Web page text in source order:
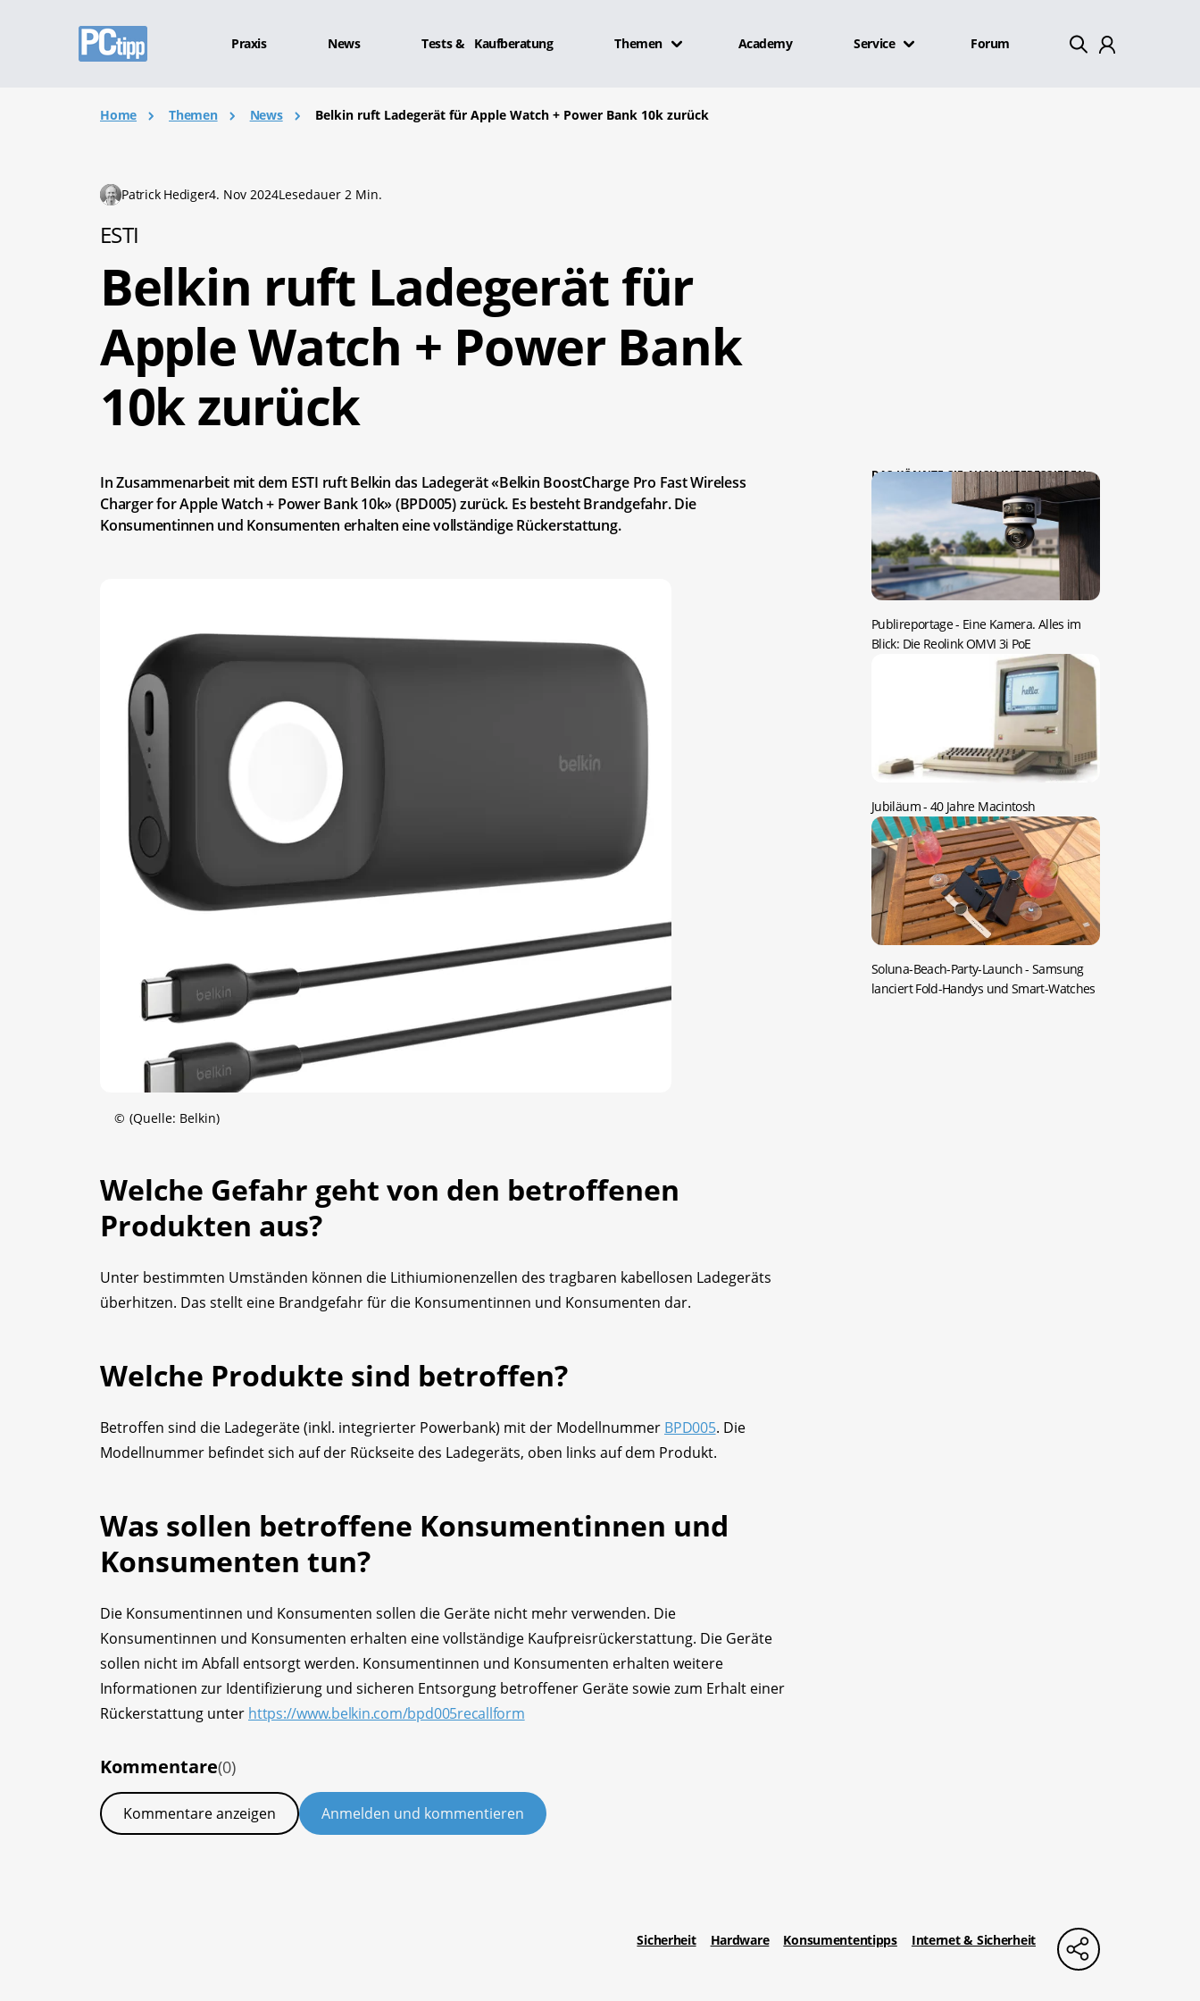
Praxis News Tests & Kaufberatung Themen Academy Service Forum
Home Themen News Belkin ruft Ladegerät für Apple Watch + Power Bank 10k zurück
Patrick Hediger4. Nov 2024Lesedauer 2 Min.
ESTI
Belkin ruft Ladegerät für
Apple Watch + Power Bank
10k zurück
In Zusammenarbeit mit dem ESTI ruft Belkin das Ladegerät «Belkin BoostCharge Pro Fast Wireless
Charger for Apple Watch + Power Bank 10k» (BPD005) zurück. Es besteht Brandgefahr. Die
Konsumentinnen und Konsumenten erhalten eine vollständige Rückerstattung.
© (Quelle: Belkin)
Welche Gefahr geht von den betroffenen
Produkten aus?
Unter bestimmten Umständen können die Lithiumionenzellen des tragbaren kabellosen Ladegeräts
überhitzen. Das stellt eine Brandgefahr für die Konsumentinnen und Konsumenten dar.
Welche Produkte sind betroffen?
Betroffen sind die Ladegeräte (inkl. integrierter Powerbank) mit der Modellnummer BPD005. Die
Modellnummer befindet sich auf der Rückseite des Ladegeräts, oben links auf dem Produkt.
Was sollen betroffene Konsumentinnen und
Konsumenten tun?
Die Konsumentinnen und Konsumenten sollen die Geräte nicht mehr verwenden. Die
Konsumentinnen und Konsumenten erhalten eine vollständige Kaufpreisrückerstattung. Die Geräte
sollen nicht im Abfall entsorgt werden. Konsumentinnen und Konsumenten erhalten weitere
Informationen zur Identifizierung und sicheren Entsorgung betroffener Geräte sowie zum Erhalt einer
Rückerstattung unter https://www.belkin.com/bpd005recallform
DAS KÖNNTE SIE AUCH INTERESSIEREN:
Publireportage - Eine Kamera. Alles im
Blick: Die Reolink OMVI 3i PoE
Jubiläum - 40 Jahre Macintosh
Soluna-Beach-Party-Launch -Samsung
lanciert Fold-Handys und Smart-Watches
Kommentare(0)
Kommentare anzeigen Anmelden und kommentieren
Sicherheit Hardware Konsumententipps Internet & Sicherheit